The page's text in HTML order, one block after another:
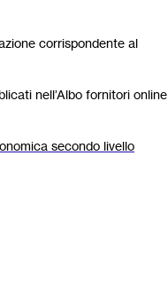
corrispondente al
nell’Albo fornitori online
secondo livello